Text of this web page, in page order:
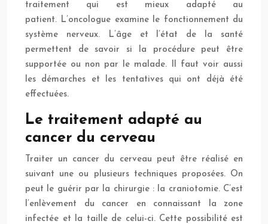
traitement qui est mieux adapté au
patient. L’oncologue examine le fonctionnement du
système nerveux. L’âge et l’état de la santé
permettent de savoir si la procédure peut être
supportée ou non par le malade. Il faut voir aussi
les démarches et les tentatives qui ont déjà été
effectuées.
Le traitement adapté au
cancer du cerveau
Traiter un cancer du cerveau peut être réalisé en
suivant une ou plusieurs techniques proposées. On
peut le guérir par la chirurgie : la craniotomie. C’est
l’enlèvement du cancer en connaissant la zone
infectée et la taille de celui-ci. Cette possibilité est